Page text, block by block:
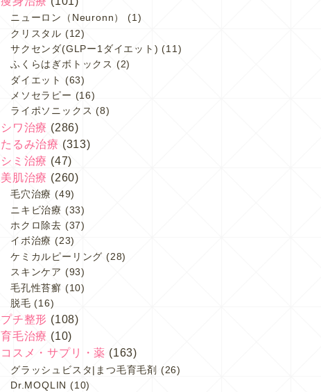
ニューロン（Neuronn）
(1)
クリスタル (12)
サクセンダ(GLPー1ダイエット) (11)
ふくらはぎボトックス (2)
ダイエット (63)
メソセラピー (16)
ライポソニックス (8)
シワ治療 (286)
たるみ治療 (313)
シミ治療 (47)
美肌治療 (260)
毛穴治療 (49)
ニキビ治療 (33)
ホクロ除去 (37)
イボ治療 (23)
ケミカルピーリング (28)
スキンケア (93)
毛孔性苔癬 (10)
脱毛 (16)
プチ整形 (108)
育毛治療 (10)
コスメ・サプリ・薬 (163)
グラッシュビスタ|まつ毛育毛剤
(26)
Dr.MOQLIN (10)